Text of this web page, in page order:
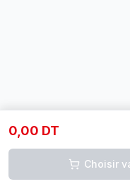
0,00 DT
Choisir